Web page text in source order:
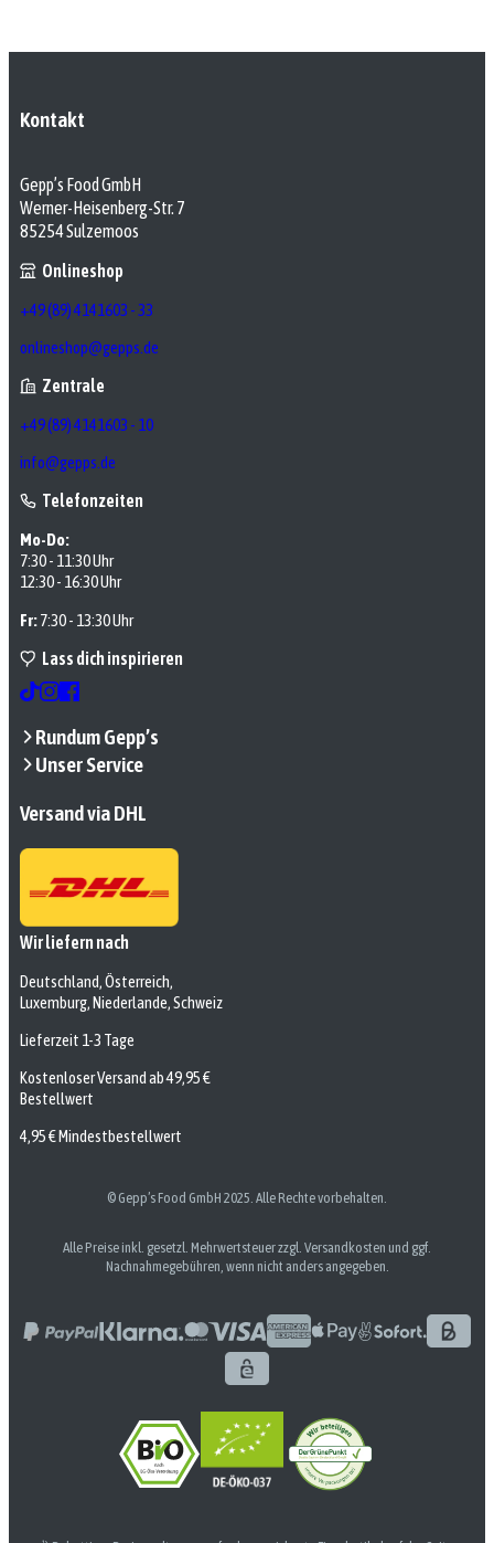
Kontakt
Gepp’s Food GmbH
Werner-Heisenberg-Str. 7
85254 Sulzemoos
Onlineshop
+49 (89) 4141603 - 33
onlineshop@gepps.de
Zentrale
+49 (89) 4141603 - 10
info@gepps.de
Telefonzeiten
Mo-Do:
7:30 - 11:30 Uhr
12:30 - 16:30 Uhr
Fr:7:30 - 13:30 Uhr
Lass dich inspirieren
Rundum Gepp’s
Unser Service
Versand via DHL
Wir liefern nach
Deutschland, Österreich,
Luxemburg, Niederlande, Schweiz
Lieferzeit 1-3 Tage
Kostenloser Versand ab 49,95 €
Bestellwert
4,95 € Mindestbestellwert
© Gepp’s Food GmbH 2025. Alle Rechte vorbehalten.
Alle Preise inkl. gesetzl. Mehrwertsteuer zzgl. Versandkosten und ggf.
Nachnahmegebühren, wenn nicht anders angegeben.